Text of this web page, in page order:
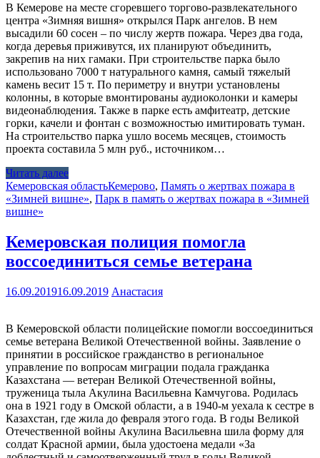
В Кемерове на месте сгоревшего торгово-развлекательного
центра «Зимняя вишня» открылся Парк ангелов. В нем
высадили 60 сосен – по числу жертв пожара. Через два года,
когда деревья приживутся, их планируют объединить,
закрепив на них гамаки. При строительстве парка было
использовано 7000 т натурального камня, самый тяжелый
камень весит 15 т. По периметру и внутри установлены
колонны, в которые вмонтированы аудиоколонки и камеры
видеонаблюдения. Также в парке есть амфитеатр, детские
горки, качели и фонтан с возможностью имитировать туман.
На строительство парка ушло восемь месяцев, стоимость
проекта составила 5 млн руб., источником…
Читать далее
Кемеровская областьКемерово, Память о жертвах пожара в
«Зимней вишне», Парк в память о жертвах пожара в «Зимней
вишне»
Кемеровская полиция помогла
воссоединиться семье ветерана
16.09.201916.09.2019 Анастасия
В Кемеровской области полицейские помогли воссоединиться
семье ветерана Великой Отечественной войны. Заявление о
принятии в российское гражданство в региональное
управление по вопросам миграции подала гражданка
Казахстана — ветеран Великой Отечественной войны,
труженица тыла Акулина Васильевна Камчугова. Родилась
она в 1921 году в Омской области, а в 1940-м уехала к сестре в
Казахстан, где жила до февраля этого года. В годы Великой
Отечественной войны Акулина Васильевна шила форму для
солдат Красной армии, была удостоена медали «За